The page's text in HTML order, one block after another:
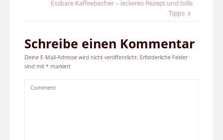
Essbare Kaffeebecher – leckeres Rezept und tolle
Tipps
Schreibe einen Kommentar
Deine E-Mail-Adresse wird nicht veröffentlicht. Erforderliche Felder
sind mit *markiert